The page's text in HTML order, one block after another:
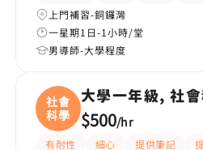
上門補習-銅鑼灣
一星期1日-1小時/堂
男導師-大學程度
社會
科學
大學一年級, 社
$500/hr
有耐性 細心 提供筆記